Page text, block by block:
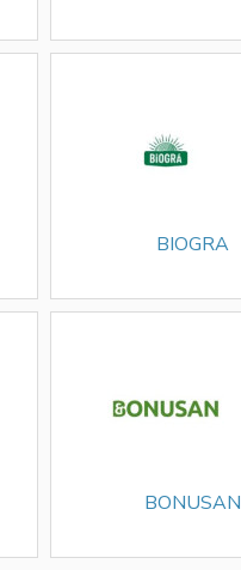
BIOGRA
BONUSAN